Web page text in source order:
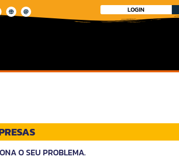
LOGIN
O SEU PROBLEMA.